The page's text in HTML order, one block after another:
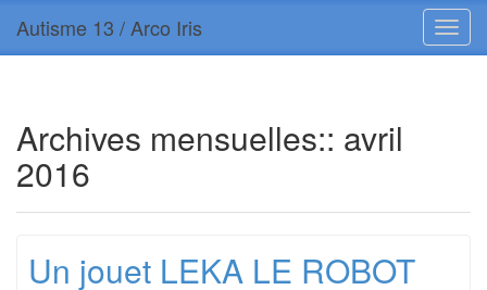
Autisme 13 / Arco Iris
Archives mensuelles:: avril
2016
Un jouet LEKA LE ROBOT